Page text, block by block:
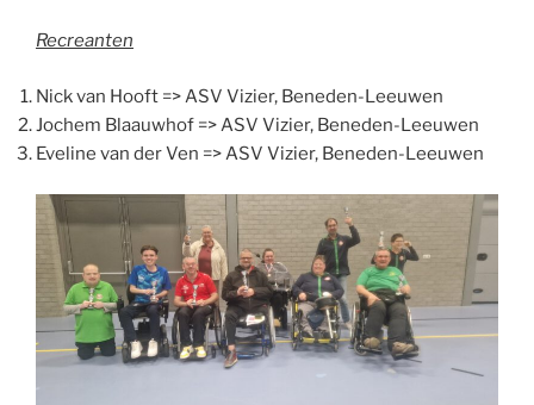
Recreanten
Nick van Hooft => ASV Vizier, Beneden-Leeuwen
Jochem Blaauwhof => ASV Vizier, Beneden-Leeuwen
Eveline van der Ven => ASV Vizier, Beneden-Leeuwen